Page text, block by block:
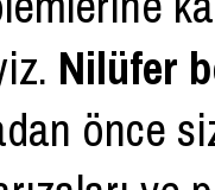
Nilüfer
önce